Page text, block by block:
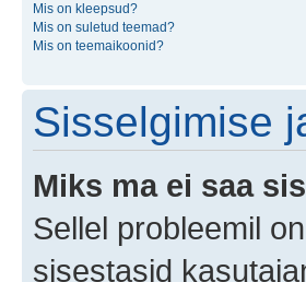
Mis on kleepsud?
Mis on suletud teemad?
Mis on teemaikoonid?
Sisselgimise
Miks ma ei saa
Sellel probleemil
sisestasid